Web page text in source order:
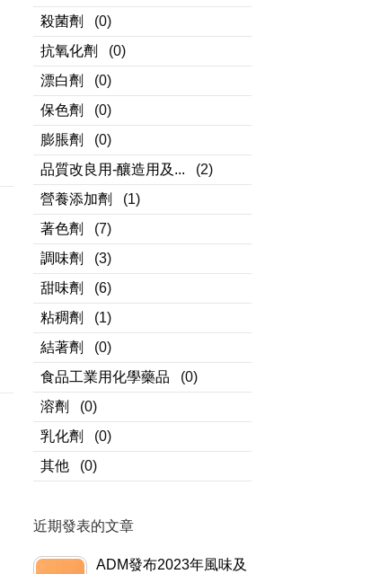
殺菌劑
(0)
抗氧化劑
(0)
漂白劑
(0)
保色劑
(0)
膨脹劑
(0)
品質改良用-釀造用及...
(2)
營養添加劑
(1)
著色劑
(7)
調味劑
(3)
甜味劑
(6)
粘稠劑
(1)
結著劑
(0)
食品工業用化學藥品
(0)
溶劑
(0)
乳化劑
(0)
其他
(0)
近期發表的文章
ADM發布2023年風味及